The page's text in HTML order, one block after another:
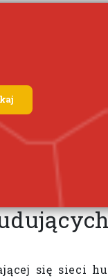
się sieci